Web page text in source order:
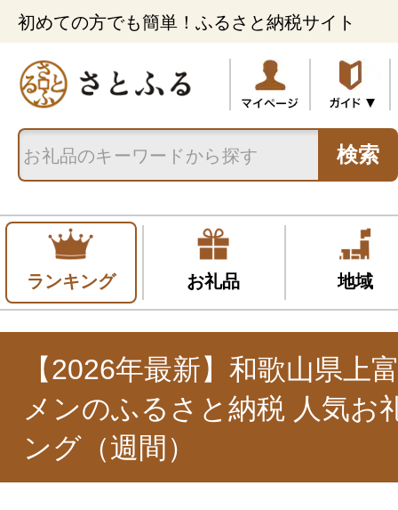
初めての方でも簡単！ふるさと納税サイト
検索
ランキング お礼品 地域
【2026年最新】和歌山県上
メンのふるさと納税 人気お
ング（週間）